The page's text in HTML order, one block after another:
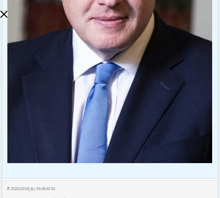
7: 2020/10/16(金) 09:48:40.93